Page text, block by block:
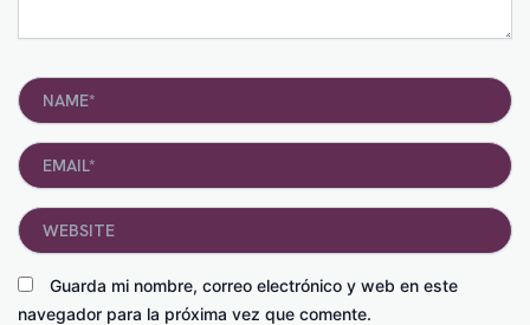
Name*
Email*
Guarda mi nombre, correo electrónico y web en este
navegador para la próxima vez que comente.
Website